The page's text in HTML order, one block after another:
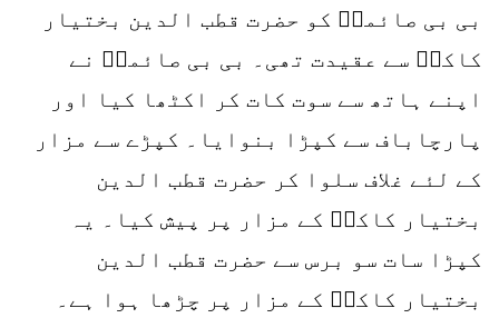
بی بی صائمہؒ کو حضرت قطب الدین بختیار
کاکیؒ سے عقیدت تھی۔ بی بی صائمہؒ نے
اپنے ہاتھ سے سوت کات کر اکٹھا کیا اور
پارچاباف سے کپڑا بنوایا۔ کپڑے سے مزار
کے لئے غلاف سلوا کر حضرت قطب الدین
بختیار کاکیؒ کے مزار پر پیش کیا۔ یہ
کپڑا سات سو برس سے حضرت قطب الدین
بختیار کاکیؒ کے مزار پر چڑھا ہوا ہے۔